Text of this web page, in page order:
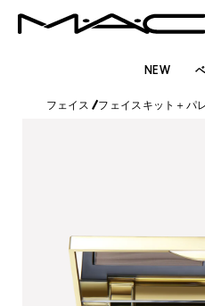
NEW
フェイス /フェイスキット＋パ